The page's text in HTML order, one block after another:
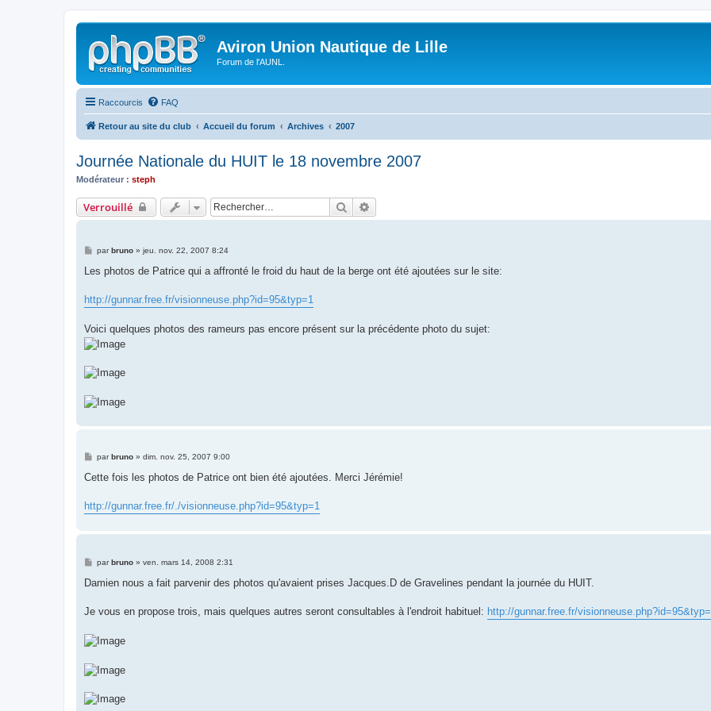
Aviron Union Nautique de Lille
Forum de l'AUNL.
Raccourcis FAQ
Retour au site du club Accueil du forum Archives 2007
Journée Nationale du HUIT le 18 novembre 2007
Modérateur : steph
Verrouillé Rechercher
M
s
g
e
parbruno» jeu. nov. 22, 2007 8:24
Les photos de Patrice qui a affronté le froid du haut de la berge ont été ajoutées sur le site:
http://gunnar.free.fr/visionneuse.php?id=95&typ=1
Voici quelques photos des rameurs pas encore présent sur la précédente photo du sujet:
M
s
g
e
parbruno» dim. nov. 25, 2007 9:00
Cette fois les photos de Patrice ont bien été ajoutées. Merci Jérémie!
http://gunnar.free.fr/./visionneuse.php?id=95&typ=1
M
s
g
parbruno» ven. mars 14, 2008 2:31
Damien nous a fait parvenir des photos qu'avaient prises Jacques.D de Gravelines pendant la journée du HUIT.
Je vous en propose trois, mais quelques autres seront consultables à l'endroit habituel: http://gunnar.free.fr/